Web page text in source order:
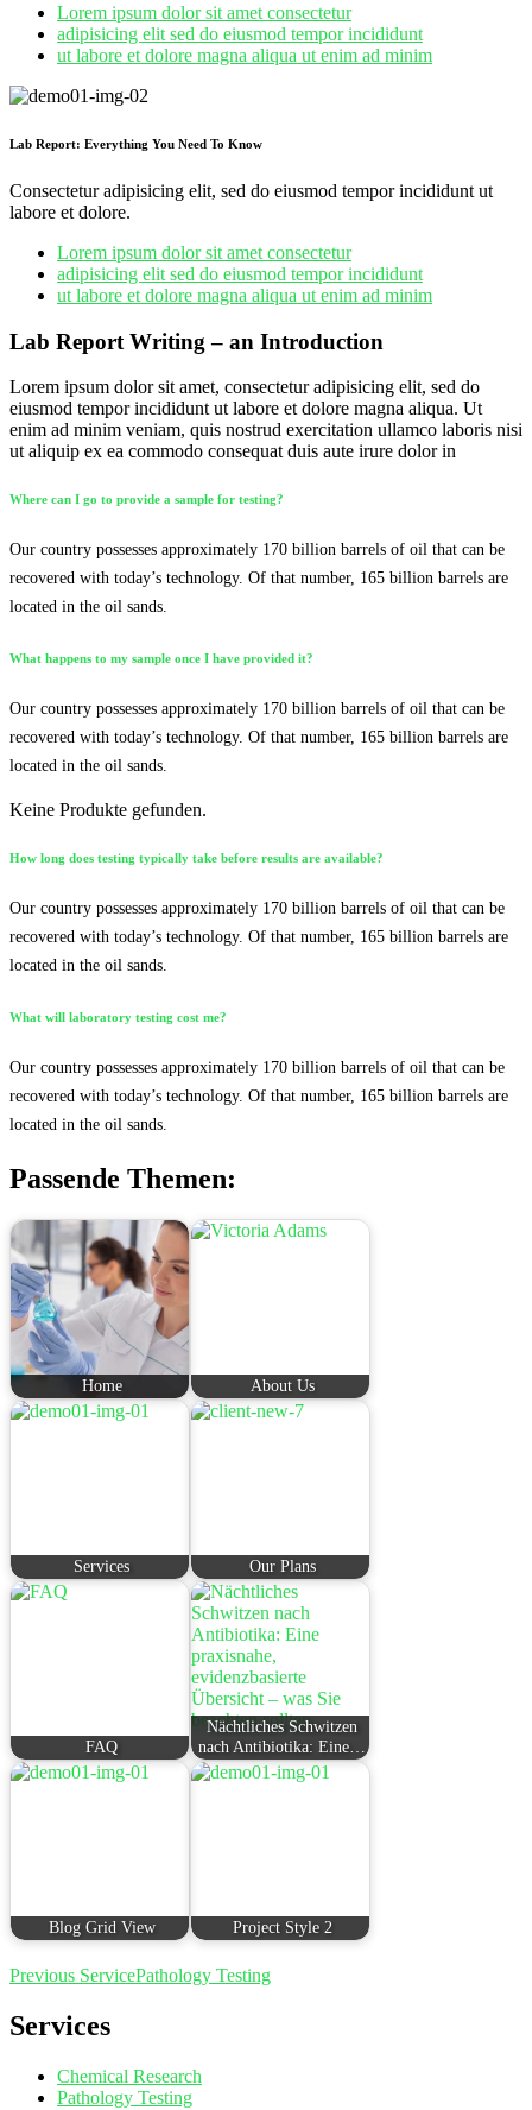
Lorem ipsum dolor sit amet consectetur
adipisicing elit sed do eiusmod tempor incididunt
ut labore et dolore magna aliqua ut enim ad minim
Lab Report: Everything You Need To Know
Consectetur adipisicing elit, sed do eiusmod tempor incididunt ut
labore et dolore.
Lorem ipsum dolor sit amet consectetur
adipisicing elit sed do eiusmod tempor incididunt
ut labore et dolore magna aliqua ut enim ad minim
Lab Report Writing – an Introduction
Lorem ipsum dolor sit amet, consectetur adipisicing elit, sed do
eiusmod tempor incididunt ut labore et dolore magna aliqua. Ut
enim ad minim veniam, quis nostrud exercitation ullamco laboris nisi
ut aliquip ex ea commodo consequat duis aute irure dolor in
Where can I go to provide a sample for testing?
Our country possesses approximately 170 billion barrels of oil that can be
recovered with today’s technology. Of that number, 165 billion barrels are
located in the oil sands.
What happens to my sample once I have provided it?
Our country possesses approximately 170 billion barrels of oil that can be
recovered with today’s technology. Of that number, 165 billion barrels are
located in the oil sands.
Keine Produkte gefunden.
How long does testing typically take before results are available?
Our country possesses approximately 170 billion barrels of oil that can be
recovered with today’s technology. Of that number, 165 billion barrels are
located in the oil sands.
What will laboratory testing cost me?
Our country possesses approximately 170 billion barrels of oil that can be
recovered with today’s technology. Of that number, 165 billion barrels are
located in the oil sands.
Passende Themen:
Home About Us
Services Our Plans
FAQ
Nächtliches Schwitzen
nach Antibiotika: Eine…
Blog Grid View Project Style 2
Beitragsnavigation
Previous ServicePathology Testing
Services
Chemical Research
Pathology Testing